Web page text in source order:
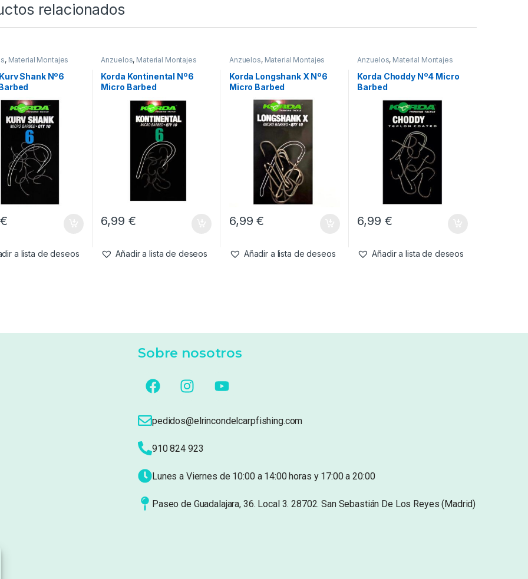
relacionados
, Material Montajes
Shank Nº6
€
a lista de deseos
Anzuelos, Material Montajes
Korda Kontinental Nº6
Micro Barbed
6,99 €
Añadir a lista de deseos
Anzuelos, Material Montajes
Korda Longshank X Nº6
Micro Barbed
6,99€
Añadir a lista de deseos
Anzuelos, Material Montajes
Korda Choddy Nº4 Micro
Barbed
6,99 €
Añadir a lista de deseos
Sobre nosotros
pedidos@elrincondelcarpfishing.com
910 824 923
Lunes a Viernes de 10:00 a 14:00 horas y 17:00 a 20:00
Paseo de Guadalajara, 36. Local 3. 28702. San Sebastián De Los Reyes (Madrid)